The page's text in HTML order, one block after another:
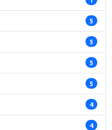
5
5
5
5
4
4